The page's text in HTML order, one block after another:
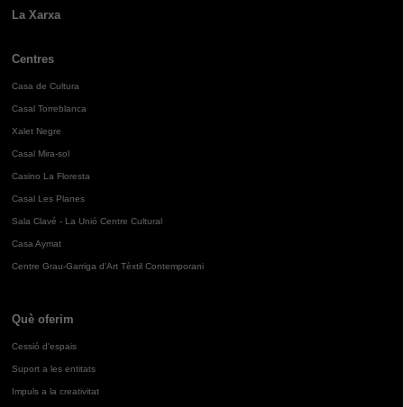
La Xarxa
Centres
Casa de Cultura
Casal Torreblanca
Xalet Negre
Casal Mira-sol
Casino La Floresta
Casal Les Planes
Sala Clavé - La Unió Centre Cultural
Casa Aymat
Centre Grau-Garriga d'Art Tèxtil Contemporani
Què oferim
Cessió d'espais
Suport a les entitats
Impuls a la creativitat